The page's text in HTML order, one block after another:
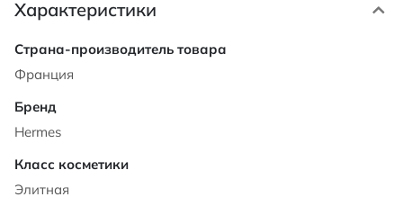
Характеристики
Характеристики
Франция
Hermes
Элитная